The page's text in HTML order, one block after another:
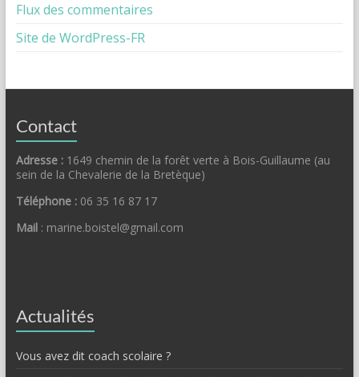
Flux des commentaires
Site de WordPress-FR
Contact
Adresse : 1649 chemin de la forêt verte à Bois-Guillaume (au
sein de la Chevalerie de la Bretèque)
Téléphone : 06 35 16 87 17
Mail: marine.boistel@gmail.com
Actualités
Vous avez dit coach scolaire ?